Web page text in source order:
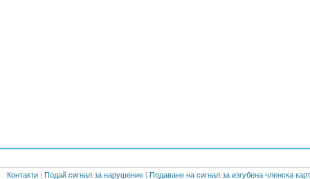
Контакти | Подай сигнал за нарушение | Подаване на сигнал за изгубена членска